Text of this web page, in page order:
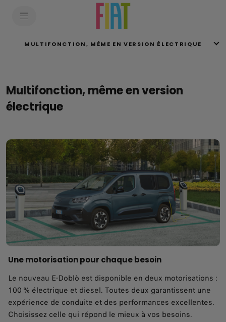
MULTIFONCTION, MÊME EN VERSION ÉLECTRIQUE
Multifonction, même en version
électrique
Une motorisation pour chaque besoin
Le nouveau E-Doblò est disponible en deux motorisations :
100 % électrique et diesel. Toutes deux garantissent une
expérience de conduite et des performances excellentes.
Choisissez celle qui répond le mieux à vos besoins.